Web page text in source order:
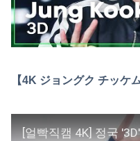
【4K ジョングク チッケ